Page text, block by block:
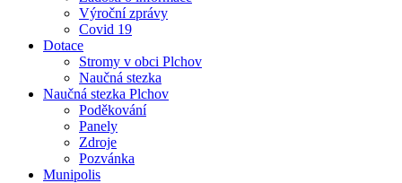
Výroční zprávy
Covid 19
Dotace
Stromy v obci Plchov
Naučná stezka
Naučná stezka Plchov
Poděkování
Panely
Zdroje
Pozvánka
Munipolis